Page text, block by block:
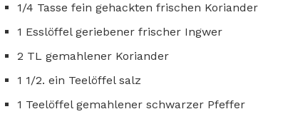
1/4 Tasse fein gehackten frischen Koriander
1 Esslöffel geriebener frischer Ingwer
2 TL gemahlener Koriander
1 1/2. ein Teelöffel salz
1 Teelöffel gemahlener schwarzer Pfeffer